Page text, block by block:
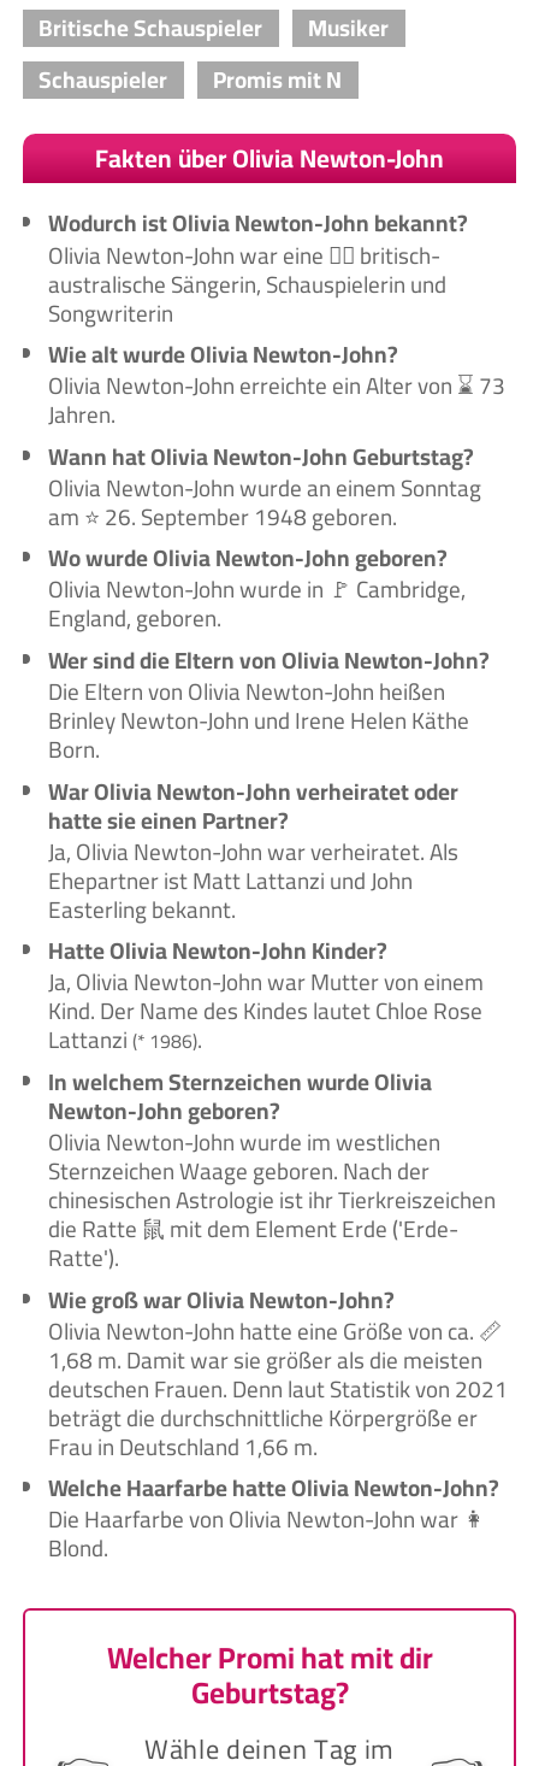
Britische Schauspieler
Musiker
Schauspieler
Promis mit N
Fakten über Olivia Newton-John
Wodurch ist Olivia Newton-John bekannt?
Olivia Newton-John war eine 🙋‍♀️ britisch-
australische Sängerin, Schauspielerin und
Songwriterin
Wie alt wurde Olivia Newton-John?
Olivia Newton-John erreichte ein Alter von ⌛ 73
Jahren.
Wann hat Olivia Newton-John Geburtstag?
Olivia Newton-John wurde an einem Sonntag
am ⭐ 26. September 1948 geboren.
Wo wurde Olivia Newton-John geboren?
Olivia Newton-John wurde in 🚩 Cambridge,
England, geboren.
Wer sind die Eltern von Olivia Newton-John?
Die Eltern von Olivia Newton-John heißen
Brinley Newton-John und Irene Helen Käthe
Born.
War Olivia Newton-John verheiratet oder
hatte sie einen Partner?
Ja, Olivia Newton-John war verheiratet. Als
Ehepartner ist Matt Lattanzi und John
Easterling bekannt.
Hatte Olivia Newton-John Kinder?
Ja, Olivia Newton-John war Mutter von einem
Kind. Der Name des Kindes lautet Chloe Rose
Lattanzi(* 1986).
In welchem Sternzeichen wurde Olivia
Newton-John geboren?
Olivia Newton-John wurde im westlichen
Sternzeichen Waage geboren. Nach der
chinesischen Astrologie ist ihr Tierkreiszeichen
die Ratte 鼠 mit dem Element Erde ('Erde-
Ratte').
Wie groß war Olivia Newton-John?
Olivia Newton-John hatte eine Größe von ca. 📏
1,68 m. Damit war sie größer als die meisten
deutschen Frauen. Denn laut Statistik von 2021
beträgt die durchschnittliche Körpergröße er
Frau in Deutschland 1,66 m.
Welche Haarfarbe hatte Olivia Newton-John?
Die Haarfarbe von Olivia Newton-John war 👩
Blond.
Welcher Promi hat mit dir
Geburtstag?
Wähle deinen Tag im